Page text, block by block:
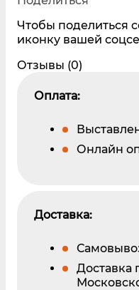
Чтобы поделиться
иконку вашей
Отзывы (0)
Оплата:
Онлайн
Доставка:
Доставка